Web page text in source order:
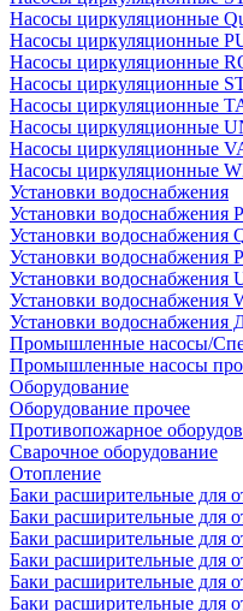
Насосы циркуляционные
Насосы циркуляционные
Насосы циркуляционные
Насосы циркуляционные
Насосы циркуляционные
Насосы циркуляционные
Насосы циркуляционные
Насосы циркуляционные
Установки водоснабжения
Установки водоснабжения
Установки водоснабжения
Установки водоснабжения
Установки водоснабжения
Установки водоснабжения
Установки
Промышленные насосы/
Промышленные насосы
Оборудование
Оборудование прочее
Противопожарное
Сварочное оборудование
Отопление
Баки расширительные для
Баки расширительные для
Баки расширительные для
Баки расширительные для
Баки расширительные для
Баки расширительные для